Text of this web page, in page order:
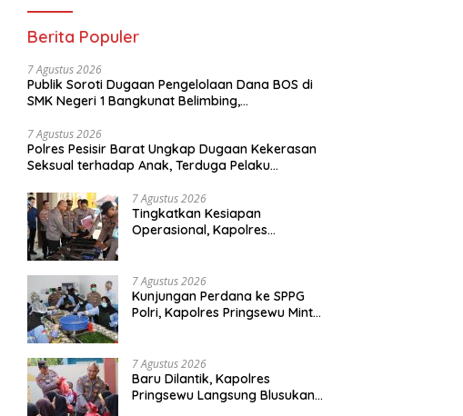
Berita Populer
7 Agustus 2026
Publik Soroti Dugaan Pengelolaan Dana BOS di
SMK Negeri 1 Bangkunat Belimbing,
7 Agustus 2026
Polres Pesisir Barat Ungkap Dugaan Kekerasan
Seksual terhadap Anak, Terduga Pelaku
7 Agustus 2026
Tingkatkan Kesiapan
Operasional, Kapolres
7 Agustus 2026
Kunjungan Perdana ke SPPG
Polri, Kapolres Pringsewu Minta
7 Agustus 2026
Baru Dilantik, Kapolres
Pringsewu Langsung Blusukan